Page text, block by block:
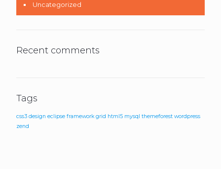
Uncategorized
Recent comments
Tags
css3 design eclipse framework grid html5 mysql themeforest wordpress
zend